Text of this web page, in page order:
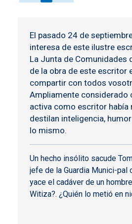
El pasado 24 de
interesa de este ilustre
La Junta de Comunidades
de la obra de este escritor
compartir con todos
Ampliamente considerado
activa como escritor había
destilan inteligencia,
lo mismo.
Un hecho insólito sacude
jefe de la Guardia Munici-pal
yace el cadáver de un
Witiza?. ¿Quién lo metió en